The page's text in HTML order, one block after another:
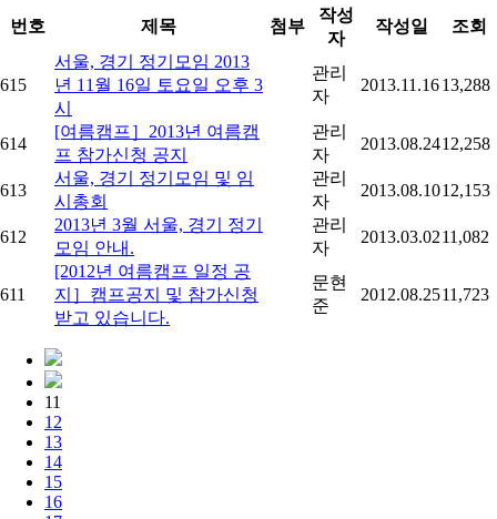
번호 제목 첨부
작성
자
작성일 조회
615
서울, 경기 정기모임 2013
년 11월 16일 토요일 오후 3
시
관리
자
2013.11.1613,288
614
[여름캠프］2013년 여름캠
프 참가신청 공지
관리
자
2013.08.2412,258
613
서울, 경기 정기모임 및 임
시총회
관리
자
2013.08.1012,153
612
2013년 3월 서울, 경기 정기
모임 안내.
관리
자
2013.03.0211,082
611
[2012년 여름캠프 일정 공
지］캠프공지 및 참가신청
받고 있습니다.
문현
준
2012.08.2511,723
11
12
13
14
15
16